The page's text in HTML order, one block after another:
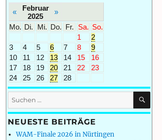
Mitte 2012/13: Runde 1“
«
Februar
2025
»
Mo. Di. Mi. Do. Fr. Sa. So.
1
2
3
4 5 6 7 8
9
10
11 12 13 14 15
16
17
18 19 20 21 22
23
24
25 26 27 28
Suchen
nach:
NEUESTE BEITRÄGE
WAM-Finale 2026 in Nürtingen